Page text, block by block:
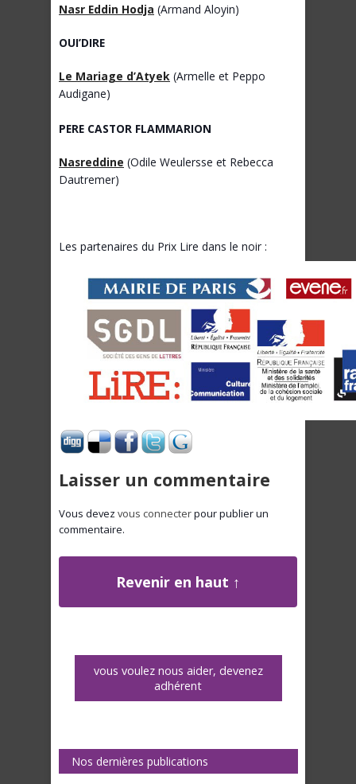
Nasr Eddin Hodja (Armand Aloyin)
OUI’DIRE
Le Mariage d’Atyek (Armelle et Peppo
Audigane)
PERE CASTOR FLAMMARION
Nasreddine (Odile Weulersse et Rebecca
Dautremer)
Les partenaires du Prix Lire dans le noir :
Laisser un commentaire
Vous devez vous connecterpour publier un
commentaire.
Revenir en haut ↑
vous voulez nous aider, devenez
adhérent
Nos dernières publications